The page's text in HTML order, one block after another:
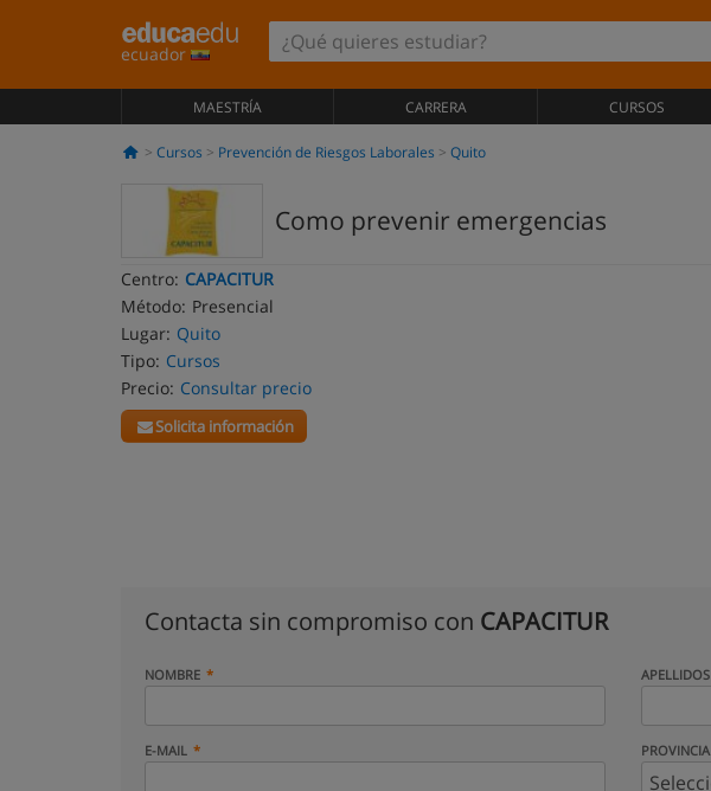
ecuador
MAESTRÍA CARRERA CURSOS
Cursos Prevención de Riesgos Laborales Quito
Como prevenir emergencias
Centro: CAPACITUR
Método: Presencial
Lugar: Quito
Tipo: Cursos
Precio: Consultar precio
Solicita información
Contacta sin compromiso con CAPACITUR
NOMBRE APELLIDOS
E-MAIL PROVINCIA